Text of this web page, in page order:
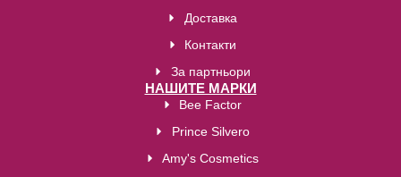
Доставка
Контакти
За партньори
НАШИТЕ МАРКИ
Bee Factor
Prince Silvero
Amy's Cosmetics